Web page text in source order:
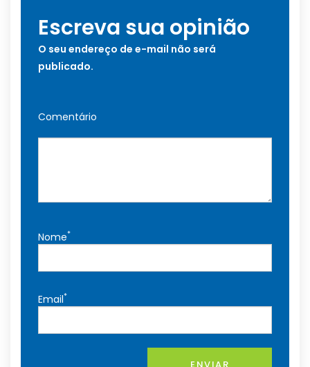
Escreva sua opinião
O seu endereço de e-mail não será
publicado.
Comentário
Nome*
Email*
ENVIAR